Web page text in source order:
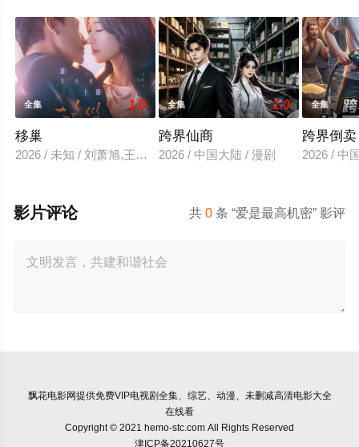
全集 1.0
移巢
2026 / 未知 / 刘萧旭,王格格
全集 1.0
跨界仙商
2026 / 中国大陆 / 漫剧
全集
跨界倒
2026 / 中
共0 条 “爱是最高机密” 影评
影片评论
飘花电影网提供免费VIP电视剧全集、综艺、动漫、未删减高清电影大全
在线看
Copyright © 2021 hemo-stc.com All Rights Reserved
津ICP备20210627号